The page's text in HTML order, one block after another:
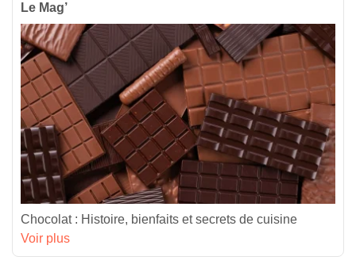
Le Mag’
Chocolat : Histoire, bienfaits et secrets de cuisine
Voir plus